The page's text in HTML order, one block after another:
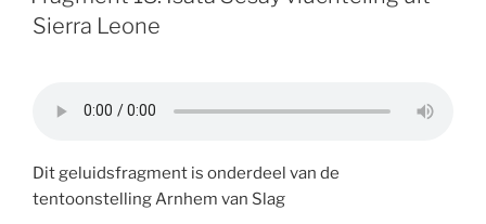
Sierra Leone
Dit geluidsfragment is onderdeel van de
tentoonstelling Arnhem van Slag